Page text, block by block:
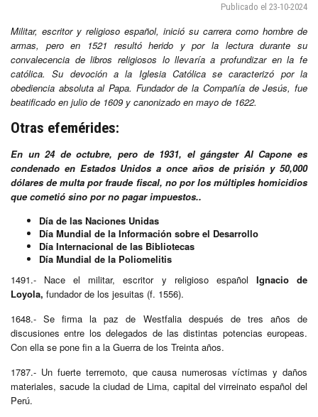
Publicado el 23-10-2024
Militar, escritor y religioso español, inició su carrera como hombre de
armas, pero en 1521 resultó herido y por la lectura durante su
convalecencia de libros religiosos lo llevaría a profundizar en la fe
católica. Su devoción a la Iglesia Católica se caracterizó por la
obediencia absoluta al Papa. Fundador de la Compañía de Jesús, fue
beatificado en julio de 1609 y canonizado en mayo de 1622.
Otras efemérides:
En un 24 de octubre, pero de 1931, el gángster Al Capone es
condenado en Estados Unidos a once años de prisión y 50,000
dólares de multa por fraude fiscal, no por los múltiples homicidios
que cometió sino por no pagar impuestos..
Día de las Naciones Unidas
Día Mundial de la Información sobre el Desarrollo
Día Internacional de las Bibliotecas
Día Mundial de la Poliomelitis
1491.- Nace el militar, escritor y religioso español Ignacio de
Loyola, fundador de los jesuitas (f. 1556).
1648.- Se firma la paz de Westfalia después de tres años de
discusiones entre los delegados de las distintas potencias europeas.
Con ella se pone fin a la Guerra de los Treinta años.
1787.- Un fuerte terremoto, que causa numerosas víctimas y daños
materiales, sacude la ciudad de Lima, capital del virreinato español del
Perú.